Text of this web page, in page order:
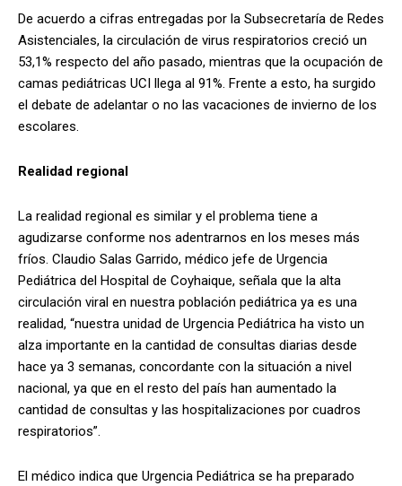
De acuerdo a cifras entregadas por la Subsecretaría de Redes
Asistenciales, la circulación de virus respiratorios creció un
53,1% respecto del año pasado, mientras que la ocupación de
camas pediátricas UCI llega al 91%. Frente a esto, ha surgido
el debate de adelantar o no las vacaciones de invierno de los
escolares.
Realidad regional
La realidad regional es similar y el problema tiene a
agudizarse conforme nos adentrarnos en los meses más
fríos. Claudio Salas Garrido, médico jefe de Urgencia
Pediátrica del Hospital de Coyhaique, señala que la alta
circulación viral en nuestra población pediátrica ya es una
realidad, “nuestra unidad de Urgencia Pediátrica ha visto un
alza importante en la cantidad de consultas diarias desde
hace ya 3 semanas, concordante con la situación a nivel
nacional, ya que en el resto del país han aumentado la
cantidad de consultas y las hospitalizaciones por cuadros
respiratorios”.
El médico indica que Urgencia Pediátrica se ha preparado